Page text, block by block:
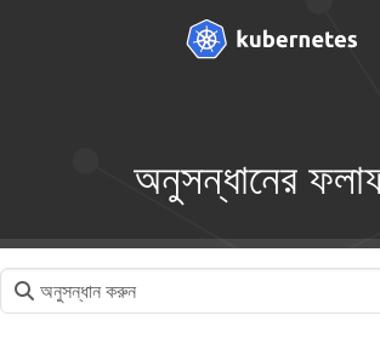
অনুসন্ধানের